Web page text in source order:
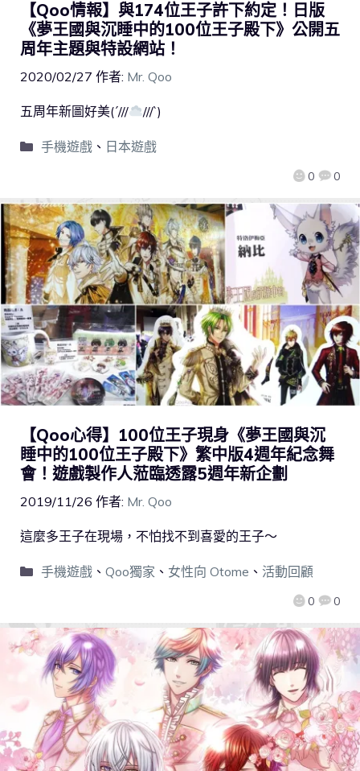
【Qoo情報】與174位王子許下約定！日版
《夢王國與沉睡中的100位王子殿下》公開五
周年主題與特設網站！
2020/02/27 作者: Mr. Qoo
0 0
五周年新圖好美(´/// ///`)
手機遊戲、 日本遊戲
【Qoo心得】100位王子現身《夢王國與沉
睡中的100位王子殿下》繁中版4週年紀念舞
會！遊戲製作人蒞臨透露5週年新企劃
2019/11/26 作者: Mr. Qoo
0 0
這麼多王子在現場，不怕找不到喜愛的王子～
手機遊戲、 Qoo獨家 、 女性向 Otome 、 活動回顧